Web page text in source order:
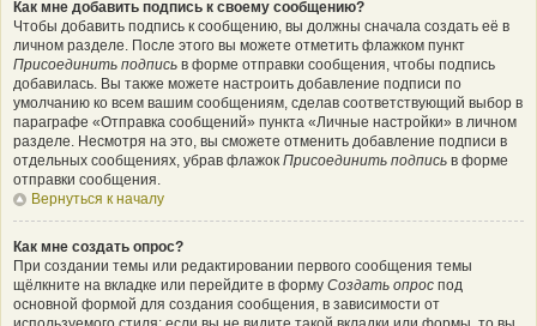
Как мне добавить подпись к своему сообщению?
Чтобы добавить подпись к сообщению, вы должны сначала создать её в
личном разделе. После этого вы можете отметить флажком пункт
Присоединить подпись в форме отправки сообщения, чтобы подпись
добавилась. Вы также можете настроить добавление подписи по
умолчанию ко всем вашим сообщениям, сделав соответствующий выбор в
параграфе «Отправка сообщений» пункта «Личные настройки» в личном
разделе. Несмотря на это, вы сможете отменить добавление подписи в
отдельных сообщениях, убрав флажок Присоединить подпись в форме
отправки сообщения.
Вернуться к началу
Как мне создать опрос?
При создании темы или редактировании первого сообщения темы
щёлкните на вкладке или перейдите в форму Создать опрос под
основной формой для создания сообщения, в зависимости от